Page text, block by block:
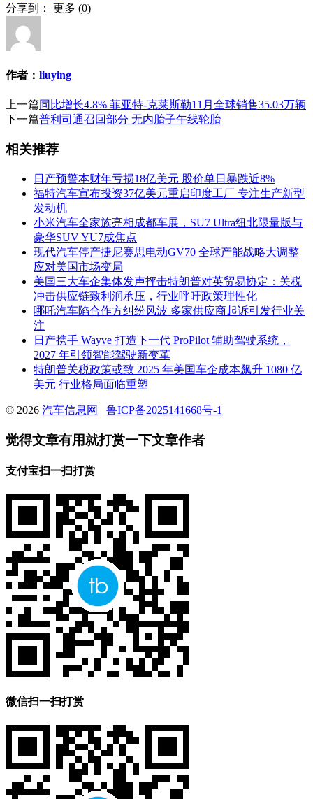
分享到： 更多 (0)
作者： liuying
上一篇同比增长4.8% 菲亚特-克莱斯勒11月全球销售35.03万辆
下一篇普利司通召回部分 无内胎子午线轮胎
相关推荐
日产预警本财年亏损18亿美元 股价单日暴跌近8%
福特汽车宣布投资37亿美元重启印度工厂 专注生产新型
发动机
小米汽车全家族亮相成都车展，SU7 Ultra纽北限量版与
豪华SUV YU7成焦点
现代汽车停产捷尼赛思电动GV70 全球产能战略大调整
应对美国市场变局
美国三大车企集体发声抨击特朗普对英贸易协定：关税
冲击供应链致利润承压，行业呼吁政策理性化
哪吒汽车陷合作方纠纷风波 多家供应商起诉引发行业关
注
日产携手 Wayve 打造下一代 ProPilot 辅助驾驶系统，
2027 年引领智能驾驶新变革
特朗普关税政策或致 2025 年美国车企成本飙升 1080 亿
美元 行业格局面临重塑
© 2026 汽车信息网 鲁ICP备2025141668号-1
觉得文章有用就打赏一下文章作者
支付宝扫一扫打赏
微信扫一扫打赏